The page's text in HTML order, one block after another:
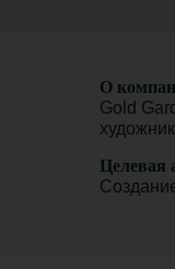
О
Gold
Целевая